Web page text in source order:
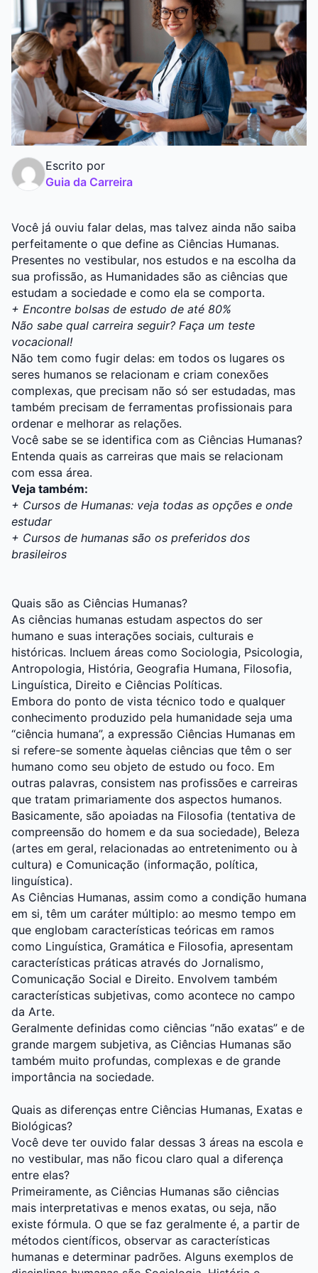
Escrito por
Guia da Carreira
Você já ouviu falar delas, mas talvez ainda não saiba
perfeitamente o que define as Ciências Humanas.
Presentes no vestibular, nos estudos e na escolha da
sua profissão, as Humanidades são as ciências que
estudam a sociedade e como ela se comporta.
+ Encontre bolsas de estudo de até 80%
Não sabe qual carreira seguir? Faça um teste
vocacional!
Não tem como fugir delas: em todos os lugares os
seres humanos se relacionam e criam conexões
complexas, que precisam não só ser estudadas, mas
também precisam de ferramentas profissionais para
ordenar e melhorar as relações.
Você sabe se se identifica com as Ciências Humanas?
Entenda quais as carreiras que mais se relacionam
com essa área.
Veja também:
+ Cursos de Humanas: veja todas as opções e onde
estudar
+ Cursos de humanas são os preferidos dos
brasileiros
Quais são as Ciências Humanas?
As ciências humanas estudam aspectos do ser
humano e suas interações sociais, culturais e
históricas. Incluem áreas como Sociologia, Psicologia,
Antropologia, História, Geografia Humana, Filosofia,
Linguística, Direito e Ciências Políticas.
Embora do ponto de vista técnico todo e qualquer
conhecimento produzido pela humanidade seja uma
“ciência humana”, a expressão Ciências Humanas em
si refere-se somente àquelas ciências que têm o ser
humano como seu objeto de estudo ou foco. Em
outras palavras, consistem nas profissões e carreiras
que tratam primariamente dos aspectos humanos.
Basicamente, são apoiadas na Filosofia (tentativa de
compreensão do homem e da sua sociedade), Beleza
(artes em geral, relacionadas ao entretenimento ou à
cultura) e Comunicação (informação, política,
linguística).
As Ciências Humanas, assim como a condição humana
em si, têm um caráter múltiplo: ao mesmo tempo em
que englobam características teóricas em ramos
como Linguística, Gramática e Filosofia, apresentam
características práticas através do Jornalismo,
Comunicação Social e Direito. Envolvem também
características subjetivas, como acontece no campo
da Arte.
Geralmente definidas como ciências “não exatas” e de
grande margem subjetiva, as Ciências Humanas são
também muito profundas, complexas e de grande
importância na sociedade.
Quais as diferenças entre Ciências Humanas, Exatas e
Biológicas?
Você deve ter ouvido falar dessas 3 áreas na escola e
no vestibular, mas não ficou claro qual a diferença
entre elas?
Primeiramente, as Ciências Humanas são ciências
mais interpretativas e menos exatas, ou seja, não
existe fórmula. O que se faz geralmente é, a partir de
métodos científicos, observar as características
humanas e determinar padrões. Alguns exemplos de
Graduação
Pós